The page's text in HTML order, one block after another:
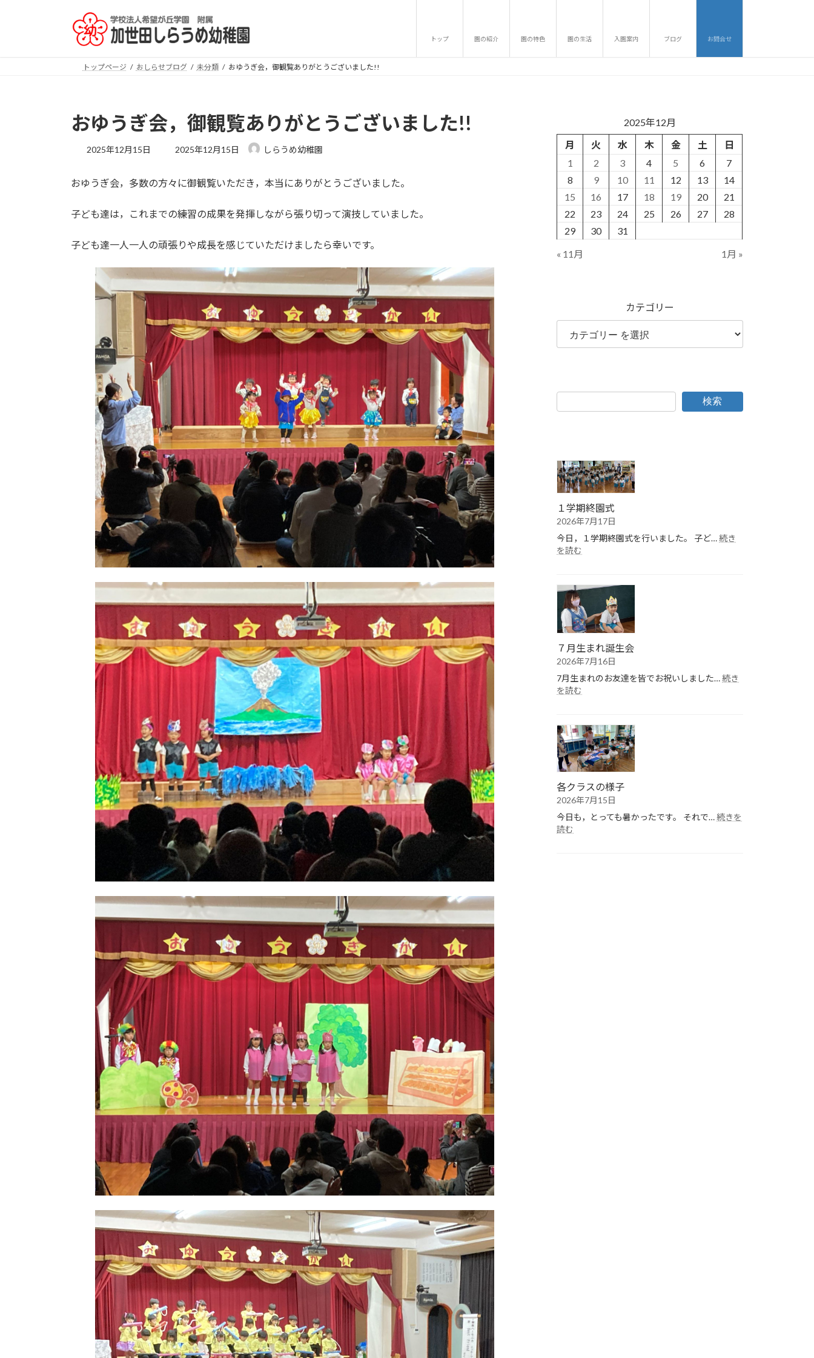
トップ 園の紹介 園の特色 園の生活 入園案内 ブログ お問合せ
トップページ おしらせブログ 未分類 おゆうぎ会，御観覧ありがとうございました!!
おゆうぎ会，御観覧ありがとうございました!!
2025年12月15日
最
新
時
:
2025年12月15日 しらうめ幼稚園
おゆうぎ会，多数の方々に御観覧いただき，本当にありがとうございました。
子ども達は，これまでの練習の成果を発揮しながら張り切って演技していました。
子ども達一人一人の頑張りや成長を感じていただけましたら幸いです。
2025年12月
月
火 水 木 金 土
日
1
2 3 4 5 6
7
8
9 10 11 12 13
14
15
16 17 18 19 20
21
22
23 24 25 26 27
28
29
30 31
« 11月 1月 »
カテゴリー
検索
１学期終園式
2026年7月17日
今日，１学期終園式を行いました。 子ど…続き
を読む
期
園
式
７月生まれ誕生会
2026年7月16日
7月生まれのお友達を皆でお祝いしました…続き
を読む
生
ま
れ
誕
生
会
各クラスの様子
2026年7月15日
今日も，とっても暑かったです。 それで…続きを
読む